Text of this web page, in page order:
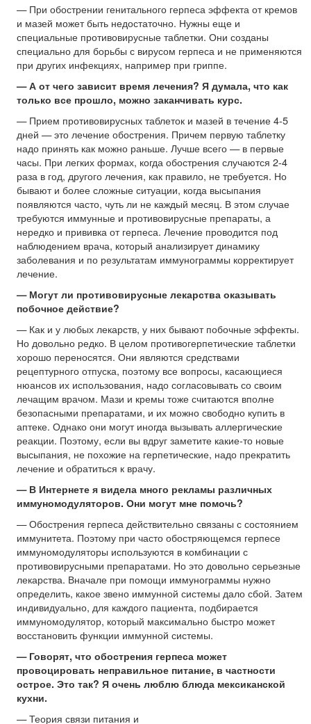
— При обострении генитального герпеса эффекта от кремов
и мазей может быть недостаточно. Нужны еще и
специальные противовирусные таблетки. Они созданы
специально для борьбы с вирусом герпеса и не применяются
при других инфекциях, например при гриппе.
— А от чего зависит время лечения? Я думала, что как
только все прошло, можно заканчивать курс.
— Прием противовирусных таблеток и мазей в течение 4-5
дней — это лечение обострения. Причем первую таблетку
надо принять как можно раньше. Лучше всего — в первые
часы. При легких формах, когда обострения случаются 2-4
раза в год, другого лечения, как правило, не требуется. Но
бывают и более сложные ситуации, когда высыпания
появляются часто, чуть ли не каждый месяц. В этом случае
требуются иммунные и противовирусные препараты, а
нередко и прививка от герпеса. Лечение проводится под
наблюдением врача, который анализирует динамику
заболевания и по результатам иммунограммы корректирует
лечение.
— Могут ли противовирусные лекарства оказывать
побочное действие?
— Как и у любых лекарств, у них бывают побочные эффекты.
Но довольно редко. В целом противогерпетические таблетки
хорошо переносятся. Они являются средствами
рецептурного отпуска, поэтому все вопросы, касающиеся
нюансов их использования, надо согласовывать со своим
лечащим врачом. Мази и кремы тоже считаются вполне
безопасными препаратами, и их можно свободно купить в
аптеке. Однако они могут иногда вызывать аллергические
реакции. Поэтому, если вы вдруг заметите какие-то новые
высыпания, не похожие на герпетические, надо прекратить
лечение и обратиться к врачу.
— В Интернете я видела много рекламы различных
иммуномодуляторов. Они могут мне помочь?
— Обострения герпеса действительно связаны с состоянием
иммунитета. Поэтому при часто обостряющемся герпесе
иммуномодуляторы используются в комбинации с
противовирусными препаратами. Но это довольно серьезные
лекарства. Вначале при помощи иммунограммы нужно
определить, какое звено иммунной системы дало сбой. Затем
индивидуально, для каждого пациента, подбирается
иммуномодулятор, который максимально быстро может
восстановить функции иммунной системы.
— Говорят, что обострения герпеса может
провоцировать неправильное питание, в частности
острое. Это так? Я очень люблю блюда мексиканской
кухни.
— Теория связи питания и